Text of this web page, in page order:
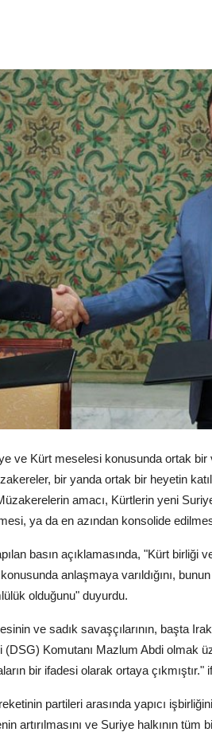
ve Kürt meselesi konusunda ortak
bir yanda ortak bir heyetin
amacı, Kürtlerin yeni
ya da en azından konsolide
basın açıklamasında, "Kürt birliği
anlaşmaya varıldığını,
olduğunu" duyurdu.
ve sadık savaşçılarının, başta
Komutanı Mazlum Abdi olmak
bir ifadesi olarak ortaya çıkmıştır."
partileri arasında yapıcı
artırılmasını ve Suriye halkının